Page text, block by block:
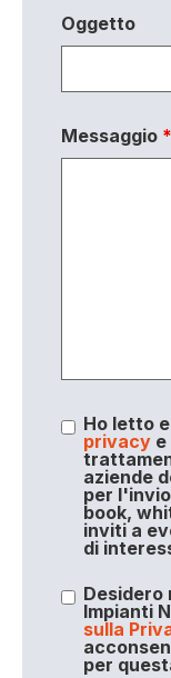
Oggetto
Messaggio *
Ho letto
privacye
aziende
per
book,
inviti a
di
Impianti
sulla
per